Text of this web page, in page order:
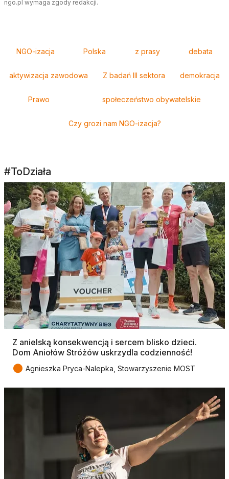
ngo.pl wymaga zgody redakcji.
NGO-izacja Polska z prasy debata
aktywizacja zawodowa Z badań III sektora demokracja
Prawo społeczeństwo obywatelskie
Czy grozi nam NGO-izacja?
#ToDziała
Z anielską konsekwencją i sercem blisko dzieci.
Dom Aniołów Stróżów uskrzydla codzienność!
● Agnieszka Pryca-Nalepka, Stowarzyszenie MOST